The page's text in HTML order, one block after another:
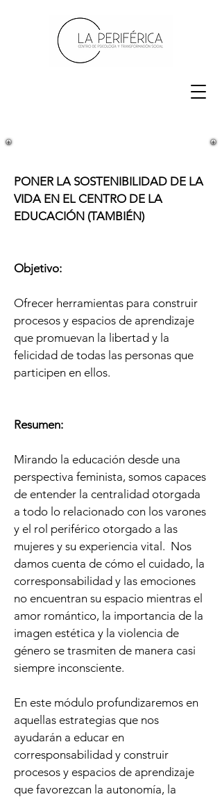
PONER LA SOSTENIBILIDAD DE LA
VIDA EN EL CENTRO DE LA
EDUCACIÓN (TAMBIÉN)
Objetivo:
Ofrecer herramientas para construir
procesos y espacios de aprendizaje
que promuevan la libertad y la
felicidad de todas las personas que
participen en ellos.
Resumen:
Mirando la educación desde una
perspectiva feminista, somos capaces
de entender la centralidad otorgada
a todo lo relacionado con los varones
y el rol periférico otorgado a las
mujeres y su experiencia vital. Nos
damos cuenta de cómo el cuidado, la
corresponsabilidad y las emociones
no encuentran su espacio mientras el
amor romántico, la importancia de la
imagen estética y la violencia de
género se trasmiten de manera casi
siempre inconsciente.
En este módulo profundizaremos en
aquellas estrategias que nos
ayudarán a educar en
corresponsabilidad y construir
procesos y espacios de aprendizaje
que favorezcan la autonomía, la